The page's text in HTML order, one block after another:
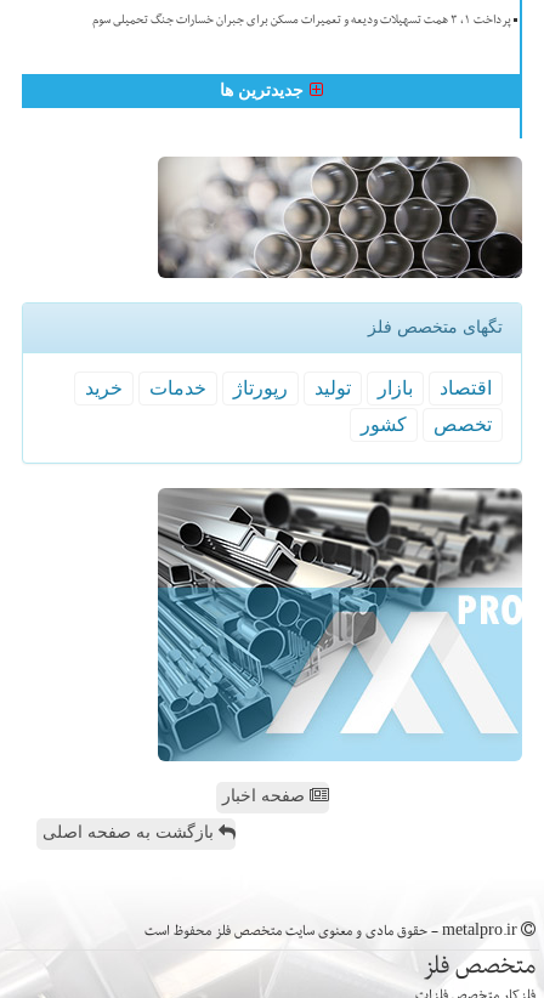
پرداخت ۱، ۳ همت تسهیلات ودیعه و تعمیرات مسکن برای جبران خسارات جنگ تحمیلی سوم
جدیدترین ها
تگهای متخصص فلز
اقتصاد بازار تولید رپورتاژ خدمات
خرید
تخصص
كشور
صفحه اخبار
بازگشت به صفحه اصلی
متخصص فلز